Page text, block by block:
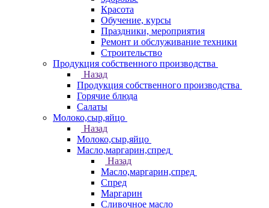
Красота
Обучение, курсы
Праздники, мероприятия
Ремонт и обслуживание техники
Строительство
Продукция собственного производства
Назад
Продукция собственного производства
Горячие блюда
Салаты
Молоко,сыр,яйцо
Назад
Молоко,сыр,яйцо
Масло,маргарин,спред
Назад
Масло,маргарин,спред
Спред
Маргарин
Сливочное масло